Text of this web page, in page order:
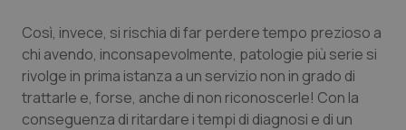
Quotidiano Oncologia
Quotidiano Pediatria
Così, invece, si rischia di far perdere tempo prezioso a
chi avendo, inconsapevolmente, patologie più serie si
rivolge in prima istanza a un servizio non in grado di
trattarle e, forse, anche di non riconoscerle! Con la
conseguenza di ritardare i tempi di diagnosi e di un